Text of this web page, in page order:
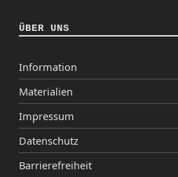
ÜBER UNS
Information
Materialien
Impressum
Datenschutz
Barrierefreiheit